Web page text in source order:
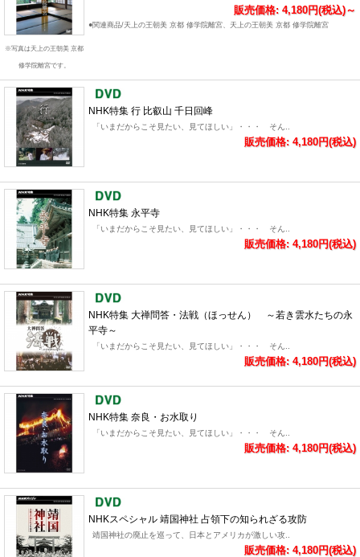
※写真は天上の王朝美 京都
修学院離宮です。
販売価格: 4,180円(税込)～
●関連商品/天上の王朝美 京都 修学院離宮、天上の王朝美 京都 修学院離宮
NHK特集 行 比叡山 千日回峰
「いまだからこそ見たい、見てほしい」・・・ そん..
販売価格: 4,180円(税込)
NHK特集 永平寺
「いまだからこそ見たい、見てほしい」・・・ そん..
販売価格: 4,180円(税込)
NHK特集 大禅問答・法戦（ほっせん） ～若き雲水たちの永
平寺～
「いまだからこそ見たい、見てほしい」・・・ そん..
販売価格: 4,180円(税込)
NHK特集 奈良・お水取り
「いまだからこそ見たい、見てほしい」・・・ そん..
販売価格: 4,180円(税込)
NHKスペシャル 靖国神社 占領下の知られざる攻防
靖国神社の廃止を巡って、日本とアメリカが激しい攻..
販売価格: 4,180円(税込)